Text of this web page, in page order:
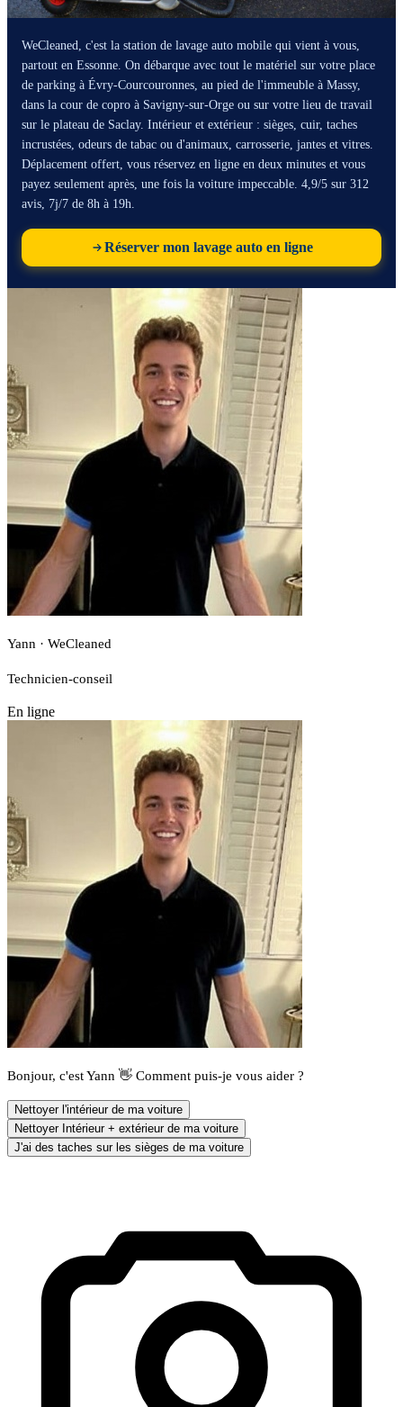
WeCleaned, c'est la station de lavage auto mobile qui vient à vous,
partout en Essonne. On débarque avec tout le matériel sur votre place
de parking à Évry-Courcouronnes, au pied de l'immeuble à Massy,
dans la cour de copro à Savigny-sur-Orge ou sur votre lieu de travail
sur le plateau de Saclay. Intérieur et extérieur : sièges, cuir, taches
incrustées, odeurs de tabac ou d'animaux, carrosserie, jantes et vitres.
Déplacement offert, vous réservez en ligne en deux minutes et vous
payez seulement après, une fois la voiture impeccable. 4,9/5 sur 312
avis, 7j/7 de 8h à 19h.
Réserver mon lavage auto en ligne
Yann · WeCleaned
Technicien-conseil
En ligne
Bonjour, c'est Yann 👋 Comment puis-je vous aider ?
Nettoyer l'intérieur de ma voiture
Nettoyer Intérieur + extérieur de ma voiture
J'ai des taches sur les sièges de ma voiture